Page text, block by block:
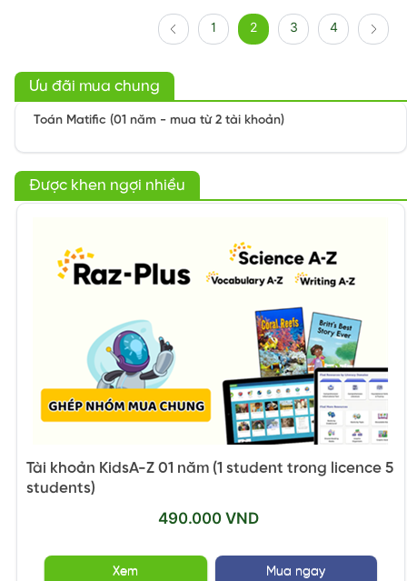
1 2 3 4
Ưu đãi mua chung
Toán Matific (01 năm - mua từ 2 tài khoản)
Được khen ngợi nhiều
Tài khoản KidsA-Z 01 năm (1 student trong licence 5
students)
490.000 VND
Xem Mua ngay